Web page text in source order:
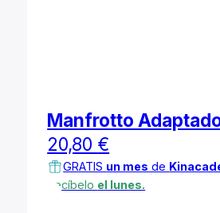
Manfrotto
20,80 €
GRATIS un mes de
Recíbelo el lunes.